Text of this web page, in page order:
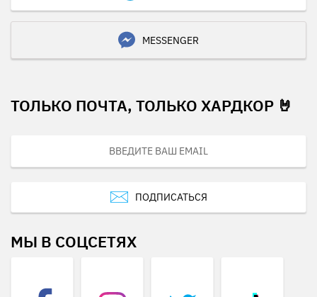
MESSENGER
ТОЛЬКО ПОЧТА, ТОЛЬКО ХАРДКОР 🤘
ПОДПИСАТЬСЯ
МЫ В СОЦСЕТЯХ